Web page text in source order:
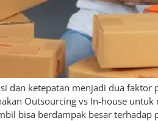
dan ketepatan menjadi dua
Outsourcing vs In-house
bisa berdampak besar